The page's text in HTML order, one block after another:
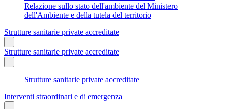
Relazione sullo stato dell'ambiente del Ministero
dell'Ambiente e della tutela del territorio
Strutture sanitarie private accreditate
Strutture sanitarie private accreditate
Strutture sanitarie private accreditate
Interventi straordinari e di emergenza